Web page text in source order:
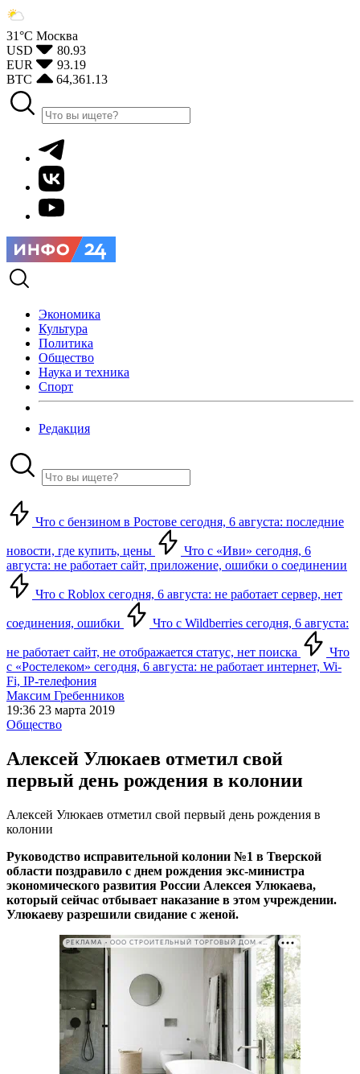
31°С Москва
USD
80.93
EUR
93.19
BTC
64,361.13
Экономика
Культура
Политика
Общество
Наука и техника
Спорт
Редакция
Что с бензином в Ростове сегодня, 6 августа: последние
новости, где купить, цены
Что с «Иви» сегодня, 6
августа: не работает сайт, приложение, ошибки о соединении
Что с Roblox сегодня, 6 августа: не работает сервер, нет
соединения, ошибки Что с Wildberries сегодня, 6 августа:
не работает сайт, не отображается статус, нет поиска
Что
с «Ростелеком» сегодня, 6 августа: не работает интернет, Wi-
Fi, IP-телефония
Максим Гребенников
19:36 23 марта 2019
Общество
Алексей Улюкаев отметил свой
первый день рождения в колонии
Алексей Улюкаев отметил свой первый день рождения в
колонии
Руководство исправительной колонии №1 в Тверской
области поздравило с днем рождения экс-министра
экономического развития России Алексея Улюкаева,
который сейчас отбывает наказание в этом учреждении.
Улюкаеву разрешили свидание с женой.
РЕКЛАМА • ООО СТРОИТЕЛЬНЫЙ ТОРГОВЫЙ ДОМ «ПЕТРОВИЧ». ИНН: 7802348846